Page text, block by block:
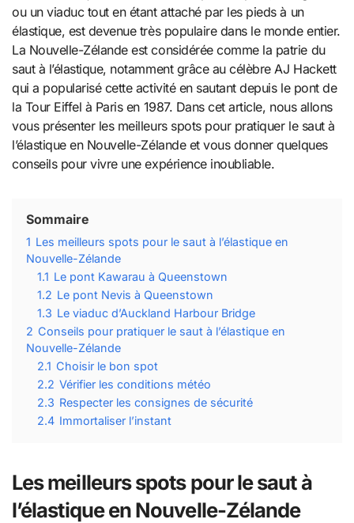
ou un viaduc tout en étant attaché par les pieds à un
élastique, est devenue très populaire dans le monde entier.
La Nouvelle-Zélande est considérée comme la patrie du
saut à l’élastique, notamment grâce au célèbre AJ Hackett
qui a popularisé cette activité en sautant depuis le pont de
la Tour Eiffel à Paris en 1987. Dans cet article, nous allons
vous présenter les meilleurs spots pour pratiquer le saut à
l’élastique en Nouvelle-Zélande et vous donner quelques
conseils pour vivre une expérience inoubliable.
Sommaire
1 Les meilleurs spots pour le saut à l’élastique en
Nouvelle-Zélande
1.1 Le pont Kawarau à Queenstown
1.2 Le pont Nevis à Queenstown
1.3 Le viaduc d’Auckland Harbour Bridge
2 Conseils pour pratiquer le saut à l’élastique en
Nouvelle-Zélande
2.1 Choisir le bon spot
2.2 Vérifier les conditions météo
2.3 Respecter les consignes de sécurité
2.4 Immortaliser l’instant
Les meilleurs spots pour le saut à
l’élastique en Nouvelle-Zélande